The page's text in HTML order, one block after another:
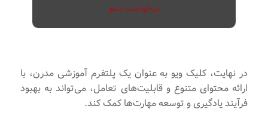
درخواست دمو
در نهایت، کلیک ویو به عنوان یک پلتفرم آموزشی مدرن، با
ارائه محتوای متنوع و قابلیت‌های تعامل، می‌تواند به بهبود
فرآیند یادگیری و توسعه مهارت‌ها کمک کند.